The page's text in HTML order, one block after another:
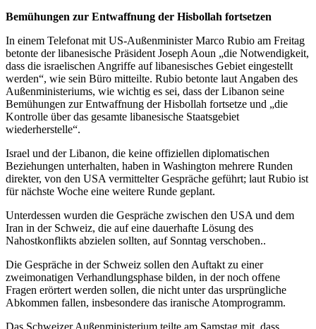
Bemühungen zur Entwaffnung der Hisbollah fortsetzen
In einem Telefonat mit US-Außenminister Marco Rubio am Freitag
betonte der libanesische Präsident Joseph Aoun „die Notwendigkeit,
dass die israelischen Angriffe auf libanesisches Gebiet eingestellt
werden“, wie sein Büro mitteilte. Rubio betonte laut Angaben des
Außenministeriums, wie wichtig es sei, dass der Libanon seine
Bemühungen zur Entwaffnung der Hisbollah fortsetze und „die
Kontrolle über das gesamte libanesische Staatsgebiet
wiederherstelle“.
Israel und der Libanon, die keine offiziellen diplomatischen
Beziehungen unterhalten, haben in Washington mehrere Runden
direkter, von den USA vermittelter Gespräche geführt; laut Rubio ist
für nächste Woche eine weitere Runde geplant.
Unterdessen wurden die Gespräche zwischen den USA und dem
Iran in der Schweiz, die auf eine dauerhafte Lösung des
Nahostkonflikts abzielen sollten, auf Sonntag verschoben..
Die Gespräche in der Schweiz sollen den Auftakt zu einer
zweimonatigen Verhandlungsphase bilden, in der noch offene
Fragen erörtert werden sollen, die nicht unter das ursprüngliche
Abkommen fallen, insbesondere das iranische Atomprogramm.